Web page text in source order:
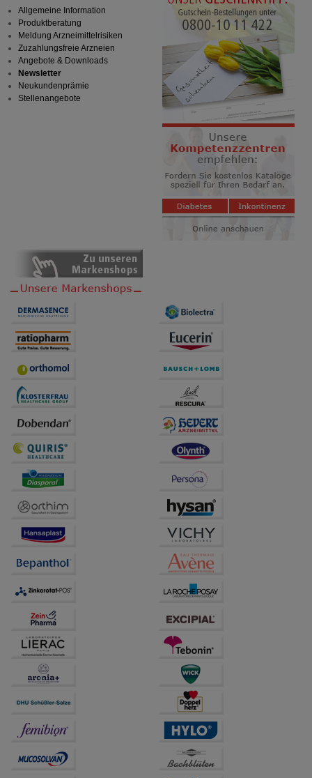
Allgemeine Information
Produktberatung
Meldung Arzneimittelrisiken
Zuzahlungsfreie Arzneien
Angebote & Downloads
Newsletter
Neukundenprämie
Stellenangebote